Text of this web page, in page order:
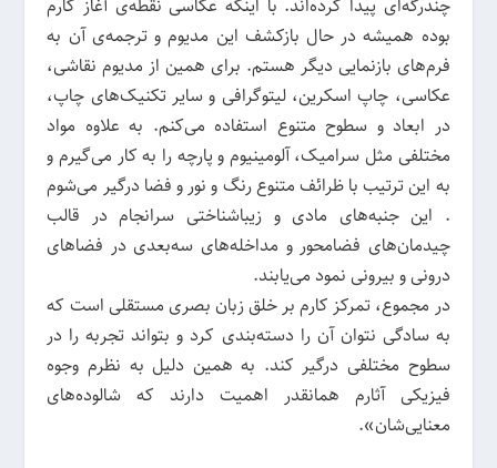
چندرگه‌ای پیدا کرده‌اند. با اینکه عکاسی نقطه‌ی آغاز کارم
بوده همیشه در حال بازکشف این مدیوم و ترجمه‌ی آن به
فرم‌های بازنمایی دیگر هستم. برای همین از مدیوم‌ نقاشی،
عکاسی، چاپ اسکرین، لیتوگرافی و سایر تکنیک‌های چاپ،
در ابعاد و سطوح متنوع استفاده می‌کنم. به علاوه مواد
مختلفی مثل سرامیک، آلومینیوم و پارچه را به کار می‌گیرم و
به این ترتیب با ظرائف متنوع رنگ و نور و فضا درگیر می‌شوم
. این جنبه‌های مادی و زیباشناختی سرانجام در قالب
چیدمان‌های فضامحور و مداخله‌های سه‌بعدی در فضاهای
درونی و بیرونی نمود می‌یابند.
در مجموع، تمرکز کارم بر خلق زبان بصری مستقلی است که
به سادگی نتوان آن را دسته‌بندی کرد و بتواند تجربه را در
سطوح مختلفی درگیر کند. به همین دلیل به نظرم وجوه
فیزیکی آثارم همانقدر اهمیت دارند که شالوده‌های
معنایی‌شان».